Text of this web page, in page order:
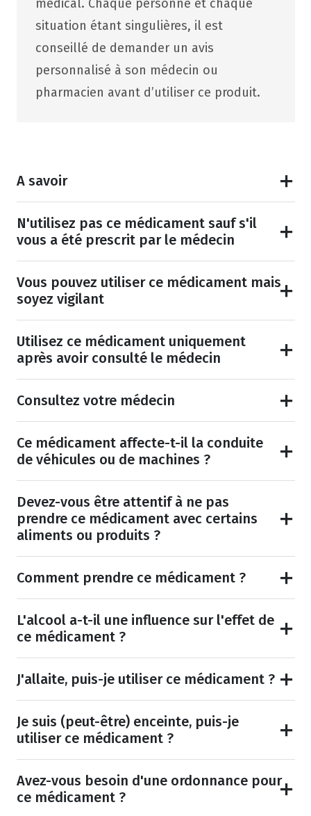
médical. Chaque personne et chaque
situation étant singulières, il est
conseillé de demander un avis
personnalisé à son médecin ou
pharmacien avant d’utiliser ce produit.
A savoir
N'utilisez pas ce médicament sauf s'il
vous a été prescrit par le médecin
Vous pouvez utiliser ce médicament mais
soyez vigilant
Utilisez ce médicament uniquement
après avoir consulté le médecin
Consultez votre médecin
Ce médicament affecte-t-il la conduite
de véhicules ou de machines ?
Devez-vous être attentif à ne pas
prendre ce médicament avec certains
aliments ou produits ?
Comment prendre ce médicament ?
L'alcool a-t-il une influence sur l'effet de
ce médicament ?
J'allaite, puis-je utiliser ce médicament ?
Je suis (peut-être) enceinte, puis-je
utiliser ce médicament ?
Avez-vous besoin d'une ordonnance pour
ce médicament ?